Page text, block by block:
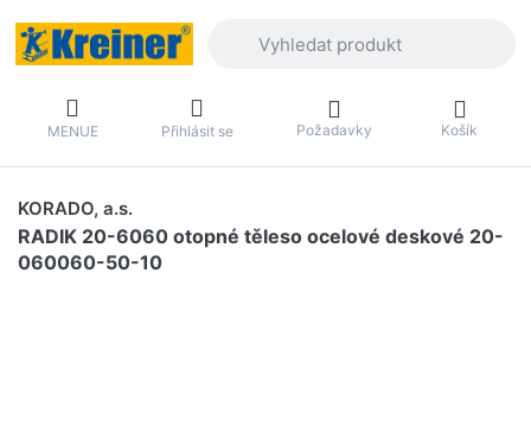
MENUE Přihlásit se Požadavky Košík
KORADO, a.s.
RADIK 20-6060 otopné těleso ocelové deskové 20-
060060-50-10